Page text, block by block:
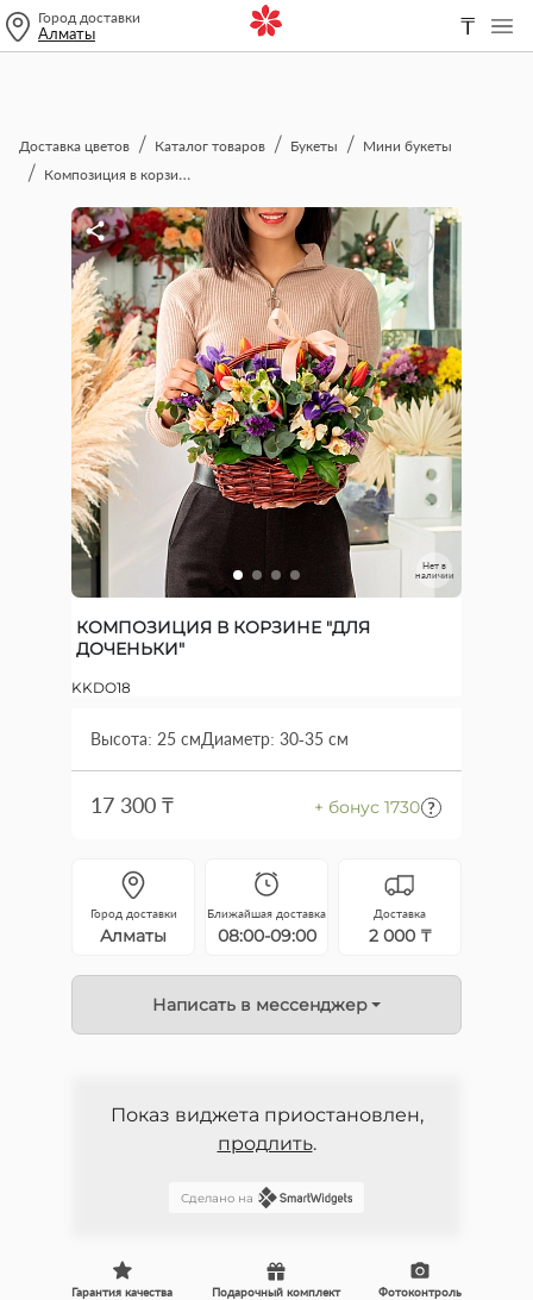
Город доставки
Алматы ₸
Доставка цветов Каталог товаров Букеты
Мини букеты
Композиция в корзине "Для доченьки"
Нет в
наличии
КОМПОЗИЦИЯ В КОРЗИНЕ "ДЛЯ
ДОЧЕНЬКИ"
KKDO18
Высота: 25 смДиаметр: 30-35 см
17 300 ₸ + бонус 1730
Город доставки
Алматы
Ближайшая доставка
08:00-09:00
Доставка
2 000 ₸
Написать в мессенджер
Показ виджета приостановлен,
продлить.
Сделано на
Гарантия качества Фотоконтроль
Подарочный комплект